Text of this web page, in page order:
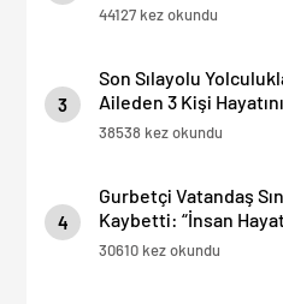
44127 kez okundu
3
Son Sılayolu
Aileden 3 Kişi
38538 kez okundu
4
Gurbetçi Vatandaş
Kaybetti: “İnsan
30610 kez okundu